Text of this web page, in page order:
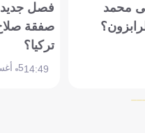
محمد
فصل جديد
صفقة
تركيا؟
14:495 أغسطس 2026